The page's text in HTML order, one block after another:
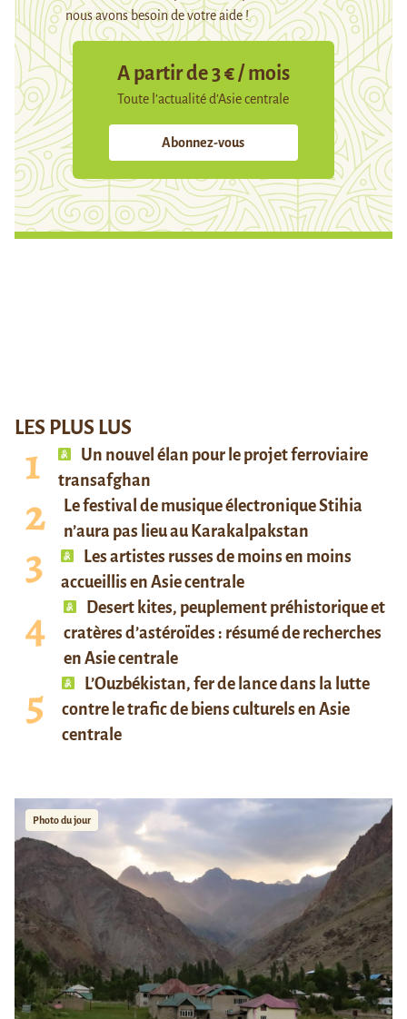
nous avons besoin de votre aide !
A partir de 3 € / mois
Toute l’actualité d’Asie centrale
Abonnez-vous
LES PLUS LUS
Un nouvel élan pour le projet ferroviaire
transafghan
Le festival de musique électronique Stihia
n’aura pas lieu au Karakalpakstan
Les artistes russes de moins en moins
accueillis en Asie centrale
Desert kites, peuplement préhistorique et
cratères d’astéroïdes : résumé de recherches
en Asie centrale
L’Ouzbékistan, fer de lance dans la lutte
contre le trafic de biens culturels en Asie
centrale
Photo du jour